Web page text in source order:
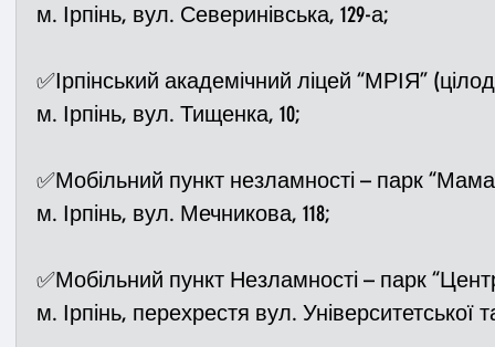
м. Ірпінь, вул. Северинівська, 129-а;
✅Ірпінський академічний ліцей “МРІЯ”
м. Ірпінь, вул. Тищенка, 10;
✅Мобільний пункт незламності – парк
м. Ірпінь, вул. Мечникова, 118;
✅Мобільний пункт Незламності – парк
м. Ірпінь, перехрестя вул. Університетської